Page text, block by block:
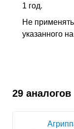
1 год.
Не применять
указанного
29 аналогов